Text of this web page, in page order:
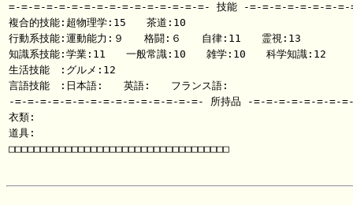
=-=-=-=-=-=-=-=-=-=-=-=-=-=-=-=- 技能 -=-=-=-=-=-=-=-
複合的技能:超物理学:15　　茶道:10
行動系技能:運動能力:９　　格闘:６　　自律:11　　霊視:13
知識系技能:学業:11　　一般常識:10　　雑学:10　　科学知識:12
生活技能　:グルメ:12
言語技能　:日本語:　　英語:　　フランス語:
-=-=-=-=-=-=-=-=-=-=-=-=-=-=-=- 所持品 -=-=-=-=-=-=-=-
衣類:
道具:
□□□□□□□□□□□□□□□□□□□□□□□□□□□□□□□□□□□